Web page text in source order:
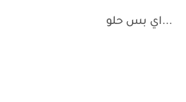
...اي بس حلو